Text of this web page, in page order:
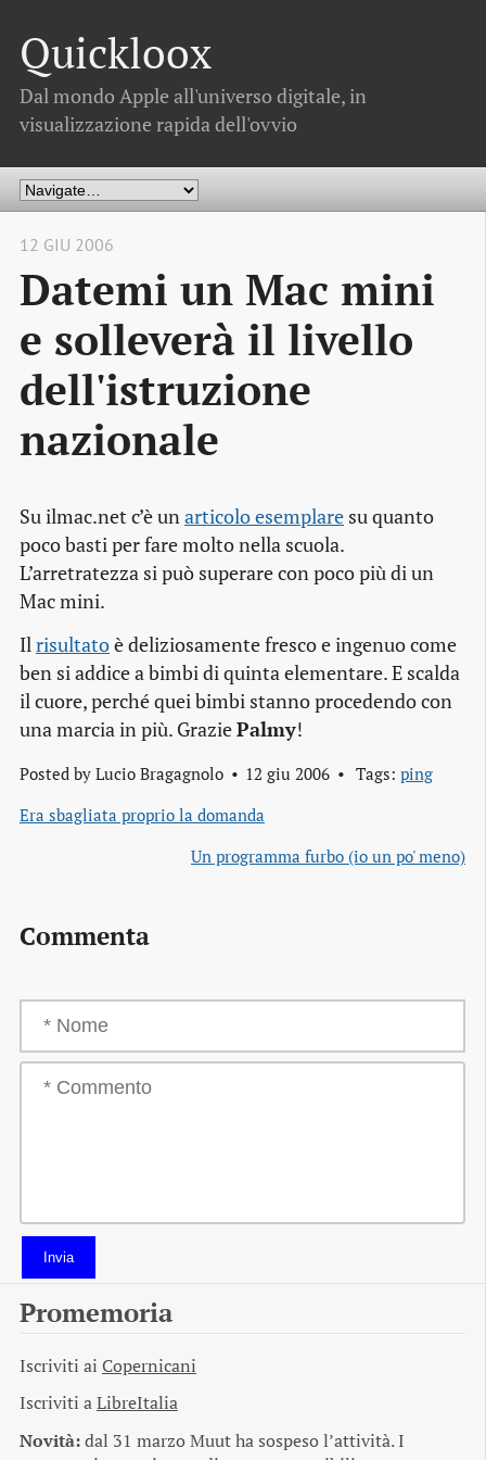
Quickloox
Dal mondo Apple all'universo digitale, in
visualizzazione rapida dell'ovvio
12 GIU 2006
Datemi un Mac mini
e solleverà il livello
dell'istruzione
nazionale
Su ilmac.net c’è unarticolo esemplare su quanto
poco basti per fare molto nella scuola.
L’arretratezza si può superare con poco più di un
Mac mini.
Ilrisultatoè deliziosamente fresco e ingenuo come
ben si addice a bimbi di quinta elementare. E scalda
il cuore, perché quei bimbi stanno procedendo con
una marcia in più. GraziePalmy!
Posted by Lucio Bragagnolo 12 giu 2006 Tags: ping
Era sbagliata proprio la domanda
Un programma furbo (io un po' meno)
Commenta
Invia
Promemoria
Iscriviti ai Copernicani
Iscriviti aLibreItalia
Novità:dal 31 marzo Muut ha sospeso l’attività. I